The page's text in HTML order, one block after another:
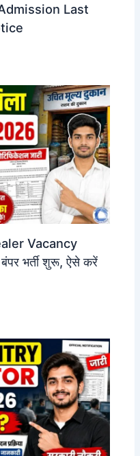
Last
Vacancy
भर्ती शुरू, ऐसे करें